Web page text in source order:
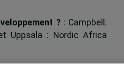
?: Campbell.
Uppsala : Nordic Africa